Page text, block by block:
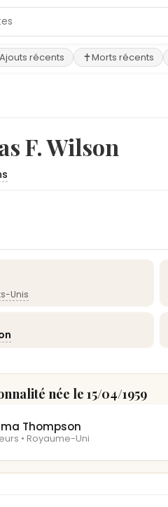
Ajouts récents Morts récents
F. Wilson
Unis
née le 15/04/1959
Thompson
• Royaume-Uni